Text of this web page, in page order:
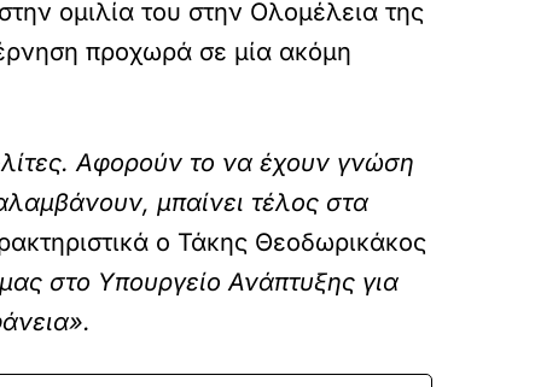
ομιλία του στην Ολομέλεια της
προχωρά σε μία ακόμη
Αφορούν το να έχουν γνώση
μπαίνει τέλος στα
ο Τάκης Θεοδωρικάκος
στο Υπουργείο Ανάπτυξης για